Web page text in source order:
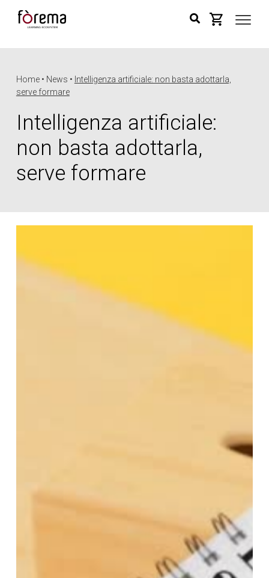
Home • News • Intelligenza artificiale: non basta adottarla,
serve formare
Intelligenza artificiale:
non basta adottarla,
serve formare